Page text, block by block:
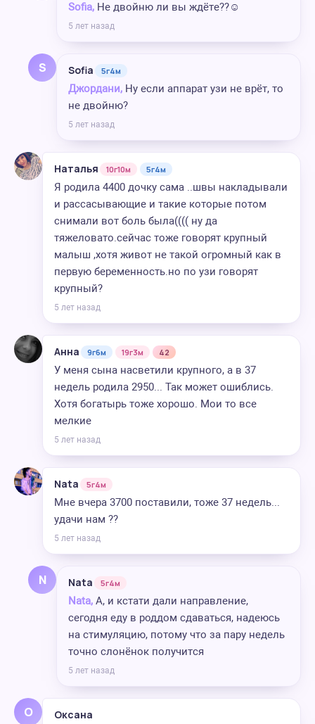
Sofia, Не двойню ли вы ждёте??☺️
5 лет назад
S Sofia 5г4м
Джордани, Ну если аппарат узи не врёт, то
не двойню?
5 лет назад
Наталья 10г10м 5г4м
Я родила 4400 дочку сама ..швы накладывали
и рассасывающие и такие которые потом
снимали вот боль была(((( ну да
тяжеловато.сейчас тоже говорят крупный
малыш ,хотя живот не такой огромный как в
первую беременность.но по узи говорят
крупный?
5 лет назад
Анна 9г6м 19г3м 42
У меня сына насветили крупного, а в 37
недель родила 2950... Так может ошиблись.
Хотя богатырь тоже хорошо. Мои то все
мелкие
5 лет назад
Nata 5г4м
Мне вчера 3700 поставили, тоже 37 недель...
удачи нам ??
5 лет назад
N Nata 5г4м
Nata, А, и кстати дали направление,
сегодня еду в роддом сдаваться, надеюсь
на стимуляцию, потому что за пару недель
точно слонёнок получится
5 лет назад
О Оксана